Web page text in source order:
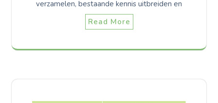
verzamelen, bestaande kennis uitbreiden en
Read More